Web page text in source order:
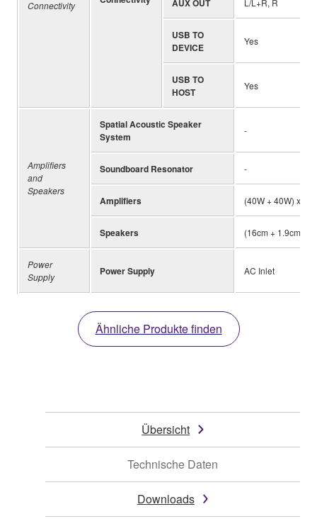
Connectivity
AUX OUT
USB TO
DEVICE
Yes
USB TO
HOST
Yes
Amplifiers
and
Speakers
Spatial Acoustic Speaker
System
-
Soundboard Resonator -
Amplifiers (40W + 40W) x 2
Speakers (16cm + 1.9cm) x 2
Power
Supply
Power Supply AC Inlet
Ähnliche Produkte finden
Übersicht
Technische Daten
Downloads